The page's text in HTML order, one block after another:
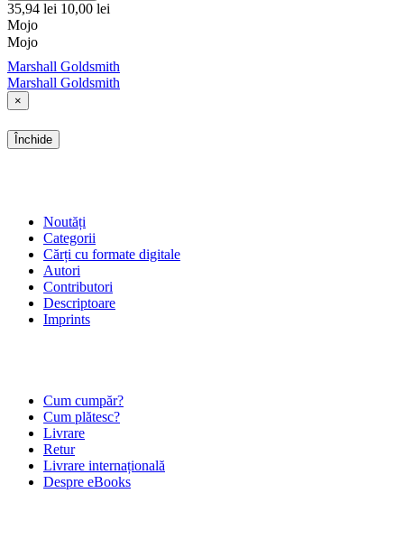
35,94 lei 10,00 lei
Mojo
Mojo
Marshall Goldsmith
Marshall Goldsmith
×
Închide
Noutăți
Categorii
Cărți cu formate digitale
Autori
Contributori
Descriptoare
Imprints
Cum cumpăr?
Cum plătesc?
Livrare
Retur
Livrare internațională
Despre eBooks